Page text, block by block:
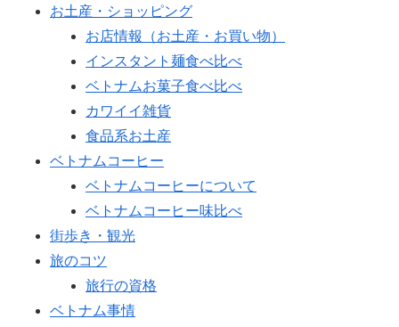
お土産・ショッピング
お店情報（お土産・お買い物）
インスタント麺食べ比べ
ベトナムお菓子食べ比べ
カワイイ雑貨
食品系お土産
ベトナムコーヒー
ベトナムコーヒーについて
ベトナムコーヒー味比べ
街歩き・観光
旅のコツ
旅行の資格
ベトナム事情